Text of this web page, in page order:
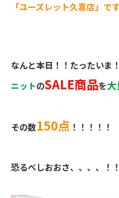
「ユーズレット久喜店」です
なんと本日！！たったいま！
ニットのSALE商品を大
その数150点 ！！！！！
恐るべしおおさ、、、、！